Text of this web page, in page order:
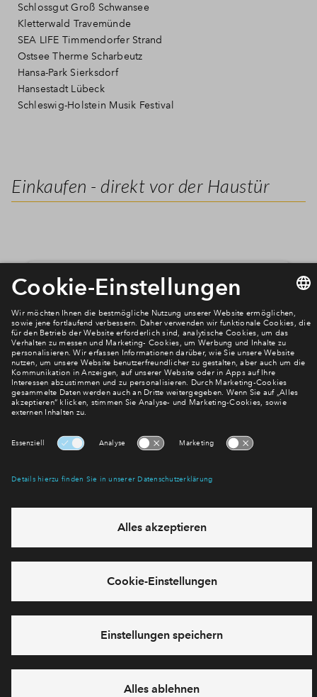
Schlossgut Groß Schwansee
Kletterwald Travemünde
SEA LIFE Timmendorfer Strand
Ostsee Therme Scharbeutz
Hansa-Park Sierksdorf
Hansestadt Lübeck
Schleswig-Holstein Musik Festival
Einkaufen - direkt vor der Haustür
Wir benötigen Ihre Zustimmung, um
den Mapbox-Service zu laden!
Wir verwenden Mapbox, um Inhalte
einzubetten. Dieser Service kann Daten zu
Ihren Aktivitäten sammeln. Bitte lesen Sie die
Details durch und stimmen Sie der Nutzung
des Service zu, um diese Inhalte anzuzeigen.
Akzeptieren
Powered byUsercentrics Consent Management